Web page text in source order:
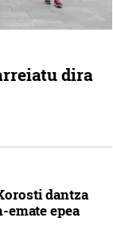
dira
dantza
emate epea